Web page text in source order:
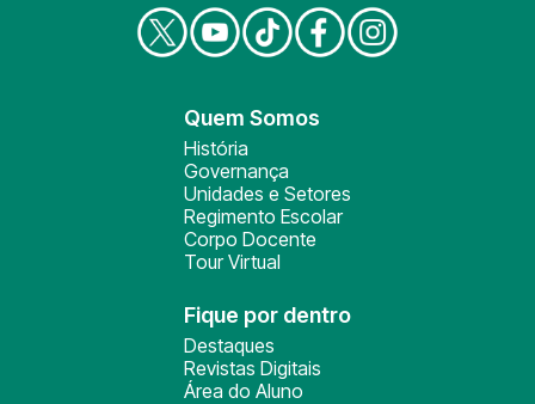
Quem Somos
História
Governança
Unidades e Setores
Regimento Escolar
Corpo Docente
Tour Virtual
Fique por dentro
Destaques
Revistas Digitais
Área do Aluno